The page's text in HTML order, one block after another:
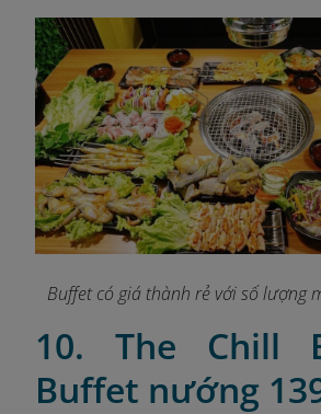
Buffet có giá thành rẻ với số lượng
10. The Chill
Buffet nướng